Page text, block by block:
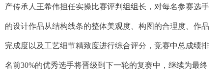
产传承人王希伟担任实操比赛评判组组长，对每名参赛选手
的设计作品从结构线条的整体美观度、构图的合理度、作品
完成度以及工艺细节精致度进行综合评分，竞赛中总成绩排
名前30%的优秀选手将晋级到下一轮的复赛中，继续为最终